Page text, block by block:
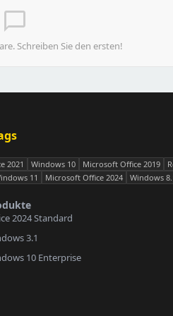
chat_bubble_outline
Schreiben Sie den ersten!
2021 Windows 10 Microsoft Office 2019
11 Microsoft Office 2024 Windows
2024 Standard
3.1
10 Enterprise